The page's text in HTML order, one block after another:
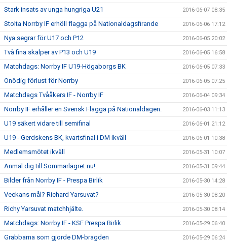
Stark insats av unga hungriga U21 2016-06-07 08:35
Stolta Norrby IF erhöll flagga på Nationaldagsfirande 2016-06-06 17:12
Nya segrar för U17 och P12 2016-06-05 20:02
Två fina skalper av P13 och U19 2016-06-05 16:58
Matchdags: Norrby IF U19-Högaborgs BK 2016-06-05 07:33
Onödig förlust för Norrby 2016-06-05 07:25
Matchdags Tvååkers IF - Norrby IF 2016-06-04 09:34
Norrby IF erhåller en Svensk Flagga på Nationaldagen. 2016-06-03 11:13
U19 säkert vidare till semifinal 2016-06-01 21:12
U19 - Gerdskens BK, kvartsfinal i DM ikväll 2016-06-01 10:38
Medlemsmötet ikväll 2016-05-31 10:07
Anmäl dig till Sommarlägret nu! 2016-05-31 09:44
Bilder från Norrby IF - Prespa Birlik 2016-05-30 14:28
Veckans mål? Richard Yarsuvat? 2016-05-30 08:20
Richy Yarsuvat matchhjälte. 2016-05-30 08:14
Matchdags: Norrby IF - KSF Prespa Birlik 2016-05-29 06:40
Grabbarna som gjorde DM-bragden 2016-05-29 06:24